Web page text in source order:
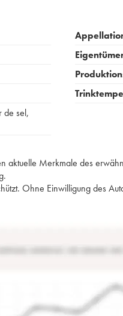
de sel,
aktuelle Merkmale des
Ohne Einwilligung des